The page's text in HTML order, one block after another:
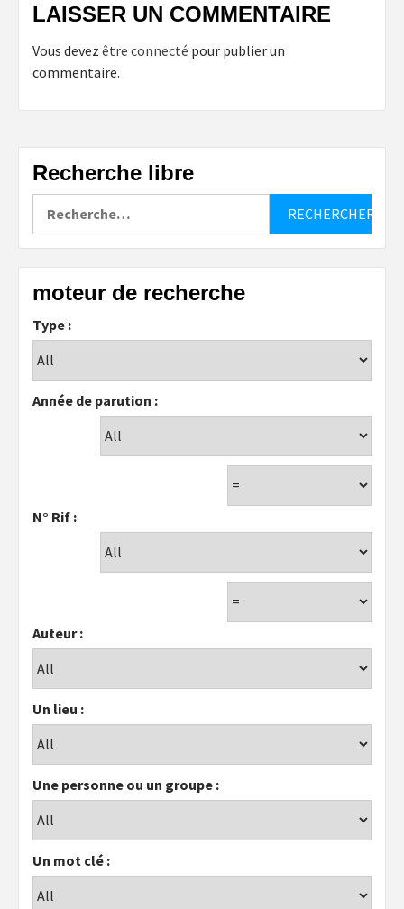
LAISSER UN COMMENTAIRE
Vous devez être connecté pour publier un
commentaire.
Recherche libre
moteur de recherche
Type :
Année de parution :
N° Rif :
Auteur :
Un lieu :
Une personne ou un groupe :
Un mot clé :